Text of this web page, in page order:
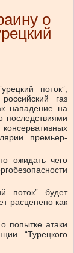
о
поток”,
газ
нападение на
последствиями
премьер-
ожидать чего
поток” будет
расценено как
попытке атаки
“Турецкого